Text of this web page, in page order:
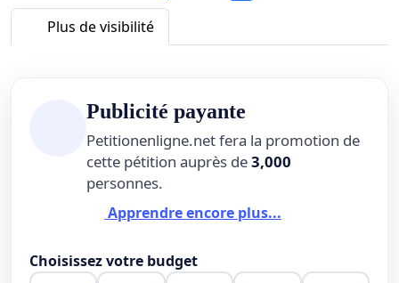
Plus de visibilité
Publicité payante
Petitionenligne.net fera la promotion de
cette pétition auprès de3,000
personnes.
Apprendre encore plus...
Choisissez votre budget